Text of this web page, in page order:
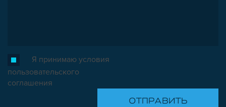
Я принимаю условия
пользовательского
соглашения